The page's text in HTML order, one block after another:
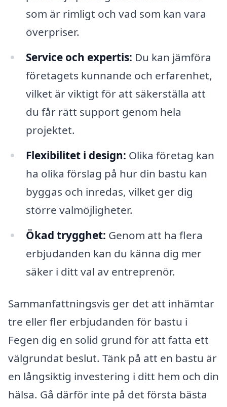
som är rimligt och vad som kan vara
överpriser.
Service och expertis: Du kan jämföra
företagets kunnande och erfarenhet,
vilket är viktigt för att säkerställa att
du får rätt support genom hela
projektet.
Flexibilitet i design: Olika företag kan
ha olika förslag på hur din bastu kan
byggas och inredas, vilket ger dig
större valmöjligheter.
Ökad trygghet: Genom att ha flera
erbjudanden kan du känna dig mer
säker i ditt val av entreprenör.
Sammanfattningsvis ger det att inhämtar
tre eller fler erbjudanden för bastu i
Fegen dig en solid grund för att fatta ett
välgrundat beslut. Tänk på att en bastu är
en långsiktig investering i ditt hem och din
hälsa. Gå därför inte på det första bästa